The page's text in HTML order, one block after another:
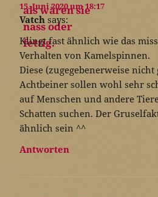
15. Juni 2020 um 18:17
Vatch says:
Klingt fast ähnlich wie das
Verhalten von Kamelspinnen.
Diese (zugegebenerweise nicht
Achtbeiner sollen wohl sehr
auf Menschen und andere
Schatten suchen. Der
ähnlich sein ^^
Antworten